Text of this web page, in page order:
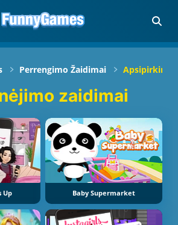
Perrengimo Žaidimai
zaidimai
Up Baby Supermarket